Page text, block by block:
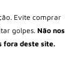
Evite comprar
golpes. Não nos
fora deste site.